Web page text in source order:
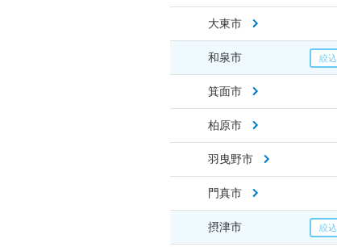
大東市
和泉市
箕面市
柏原市
羽曳野市
門真市
摂津市